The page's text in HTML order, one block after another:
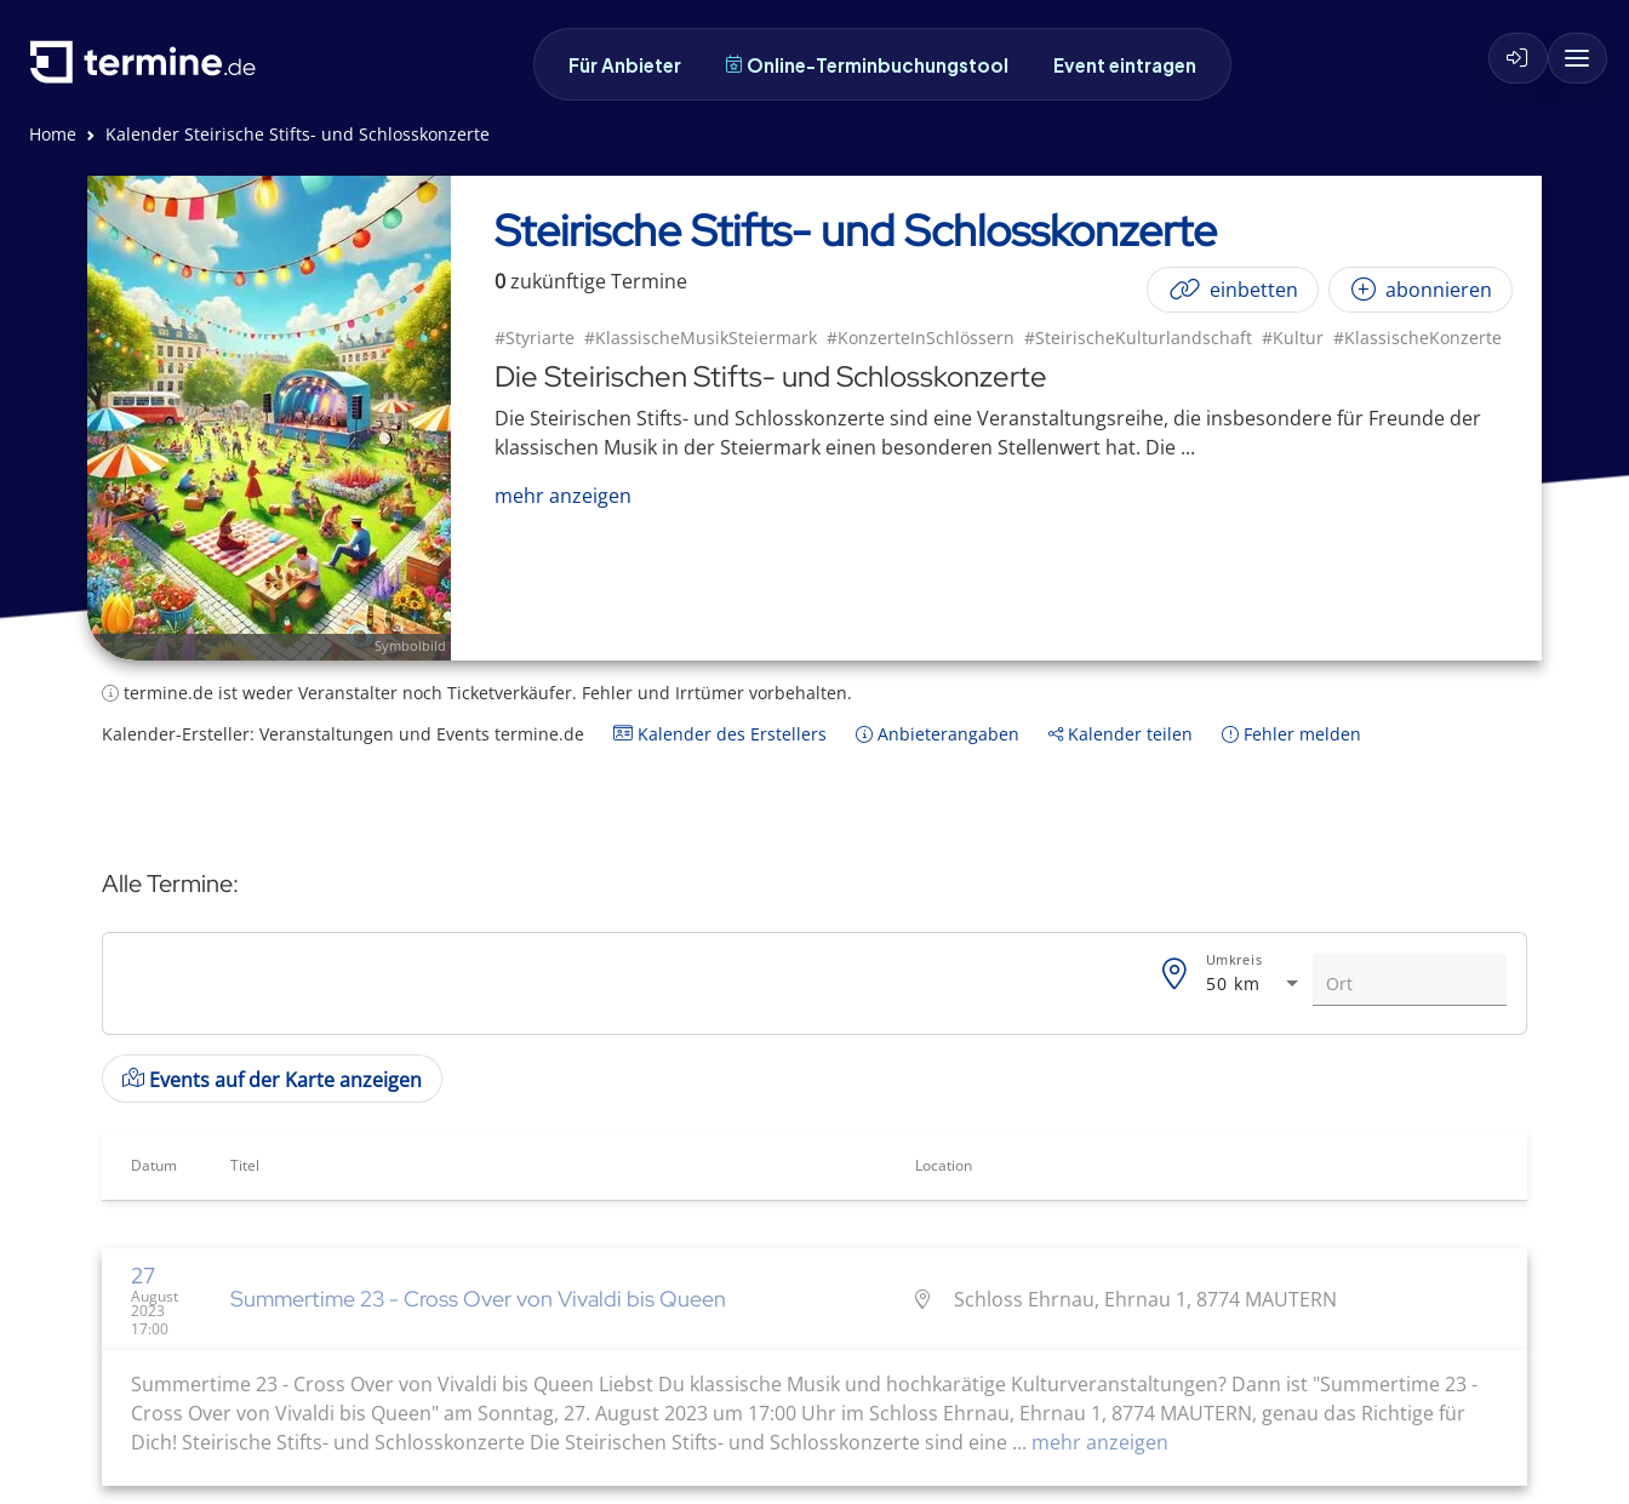
Für Anbieter Online-Terminbuchungstool Event eintragen
Home Kalender Steirische Stifts- und Schlosskonzerte
Symbolbild
Steirische Stifts- und Schlosskonzerte
0zukünftigeTermine einbetten abonnieren
#Styriarte #KlassischeMusikSteiermark #KonzerteInSchlössern #SteirischeKulturlandschaft #Kultur #KlassischeKonzerte
Die Steirischen Stifts- und Schlosskonzerte
Die Steirischen Stifts- und Schlosskonzerte sind eine Veranstaltungsreihe, die insbesondere für Freunde der
klassischen Musik in der Steiermark einen besonderen Stellenwert hat. Die ...
mehr anzeigen
termine.de ist weder Veranstalter noch Ticketverkäufer. Fehler und Irrtümer vorbehalten.
Kalender-Ersteller: Veranstaltungen und Events termine.de
Kalender des Erstellers Anbieterangaben Kalender teilen Fehler melden
Alle Termine:
50 km
Umkreis
Events auf der Karte anzeigen
Datum Titel Location
27
August
2023
17:00
Summertime 23 - Cross Over von Vivaldi bis Queen Schloss Ehrnau, Ehrnau 1, 8774 MAUTERN
Summertime 23 - Cross Over von Vivaldi bis Queen Liebst Du klassische Musik und hochkarätige Kulturveranstaltungen? Dann ist "Summertime 23 -
Cross Over von Vivaldi bis Queen" am Sonntag, 27. August 2023 um 17:00 Uhr im Schloss Ehrnau, Ehrnau 1, 8774 MAUTERN, genau das Richtige für
Dich! Steirische Stifts- und Schlosskonzerte Die Steirischen Stifts- und Schlosskonzerte sind eine ... mehr anzeigen